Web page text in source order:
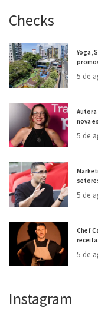
Checks
Yoga,
5 de
Autora
nova
5 de
5 de
Chef
5 de
Instagram